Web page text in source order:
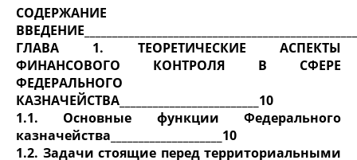
СОДЕРЖАНИЕ
ГЛАВА 1. ТЕОРЕТИЧЕСКИЕ АСПЕКТЫ
ФИНАНСОВОГО КОНТРОЛЯ В СФЕРЕ
ФЕДЕРАЛЬНОГО
КАЗНАЧЕЙСТВА_________________________10
1.1. Основные функции Федерального
казначейства____________________10
1.2. Задачи стоящие перед территориальными